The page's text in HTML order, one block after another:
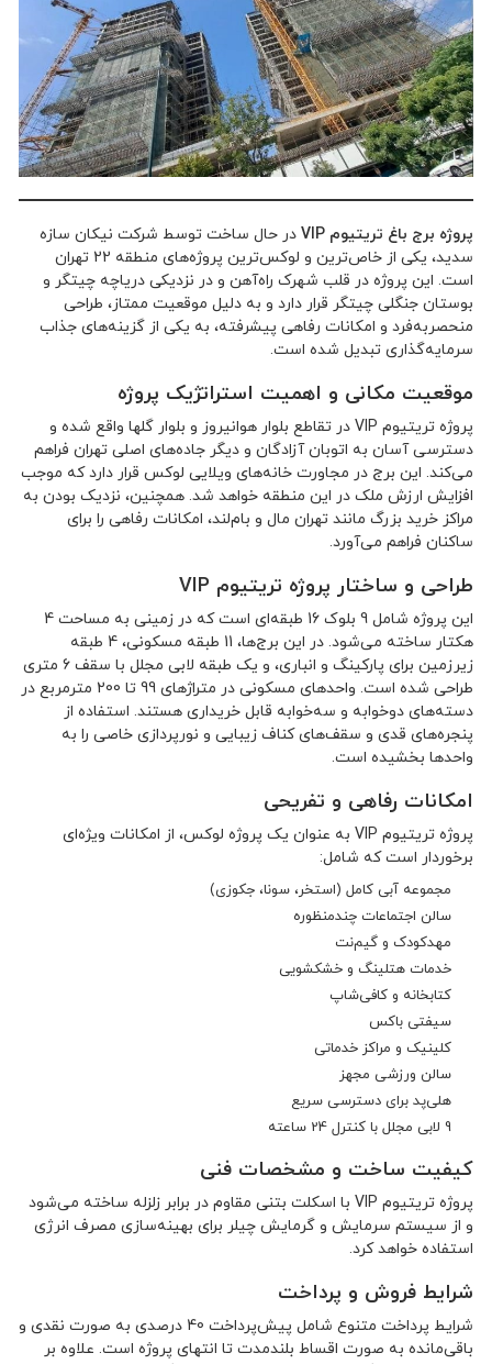
پروژه برج باغ تریتیوم VIP
در حال ساخت توسط شرکت نیکان سازه
سدید، یکی از خاص‌ترین و لوکس‌ترین پروژه‌های منطقه 22 تهران
است. این پروژه در قلب شهرک راه‌آهن و در نزدیکی دریاچه چیتگر و
بوستان جنگلی چیتگر قرار دارد و به دلیل موقعیت ممتاز، طراحی
منحصربه‌فرد و امکانات رفاهی پیشرفته، به یکی از گزینه‌های جذاب
سرمایه‌گذاری تبدیل شده است.
موقعیت مکانی و اهمیت استراتژیک پروژه
پروژه تریتیوم VIP در تقاطع بلوار هوانیروز و بلوار گلها واقع شده و
دسترسی آسان به اتوبان آزادگان و دیگر جاده‌های اصلی تهران فراهم
می‌کند. این برج در مجاورت خانه‌های ویلایی لوکس قرار دارد که موجب
افزایش ارزش ملک در این منطقه خواهد شد. همچنین، نزدیک بودن به
مراکز خرید بزرگ مانند تهران مال و بام‌لند، امکانات رفاهی را برای
ساکنان فراهم می‌آورد.
طراحی و ساختار پروژه تریتیوم VIP
این پروژه شامل 9 بلوک 16 طبقه‌ای است که در زمینی به مساحت 4
هکتار ساخته می‌شود. در این برج‌ها، 11 طبقه مسکونی، 4 طبقه
زیرزمین برای پارکینگ و انباری، و یک طبقه لابی مجلل با سقف 6 متری
طراحی شده است. واحدهای مسکونی در متراژهای 99 تا 200 مترمربع در
دسته‌های دوخوابه و سه‌خوابه قابل خریداری هستند. استفاده از
پنجره‌های قدی و سقف‌های کناف زیبایی و نورپردازی خاصی را به
واحدها بخشیده است.
امکانات رفاهی و تفریحی
پروژه تریتیوم VIP به عنوان یک پروژه لوکس، از امکانات ویژه‌ای
برخوردار است که شامل:
مجموعه آبی کامل (استخر، سونا، جکوزی)
سالن اجتماعات چندمنظوره
مهدکودک و گیم‌نت
خدمات هتلینگ و خشکشویی
کتابخانه و کافی‌شاپ
سیفتی باکس
کلینیک و مراکز خدماتی
سالن ورزشی مجهز
هلی‌پد برای دسترسی سریع
کیفیت ساخت و مشخصات فنی
پروژه تریتیوم VIP با اسکلت بتنی مقاوم در برابر زلزله ساخته می‌شود
و از سیستم سرمایش و گرمایش چیلر برای بهینه‌سازی مصرف انرژی
استفاده خواهد کرد.
شرایط فروش و پرداخت
شرایط پرداخت متنوع شامل پیش‌پرداخت 40 درصدی به صورت نقدی و
باقی‌مانده به صورت اقساط بلندمدت تا انتهای پروژه است. علاوه بر